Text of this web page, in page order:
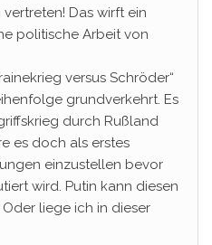
Das wirft ein
politische Arbeit von
versus Schröder“
grundverkehrt. Es
durch Rußland
es doch als erstes
einzustellen bevor
wird. Putin kann diesen
liege ich in dieser